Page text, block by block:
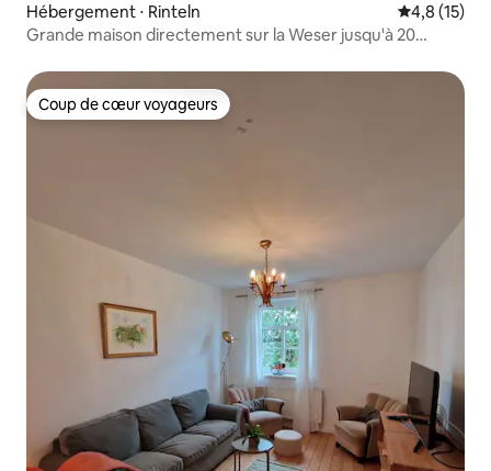
Hébergement ⋅ Rinteln Évaluation
4,8 (15)
Grande maison directement sur la Weser jusqu'à 20
Coup de cœur voyageurs
Coup de cœur voyageurs